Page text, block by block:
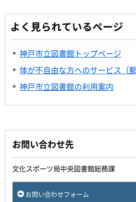
よく見られているページ
神戸市立図書館トップページ
体が不自由な方へのサービス（郵
神戸市立図書館の利用案内
お問い合わせ先
文化スポーツ局中央図書館総務課
お問い合わせフォーム